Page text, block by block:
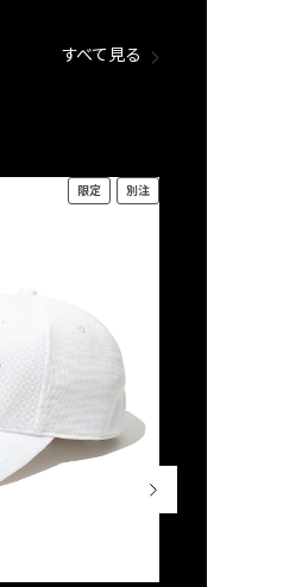
すべて見る
限定 別注